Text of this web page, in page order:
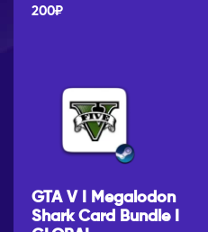
200₽
GTA V I Megalodon
Shark Card Bundle I